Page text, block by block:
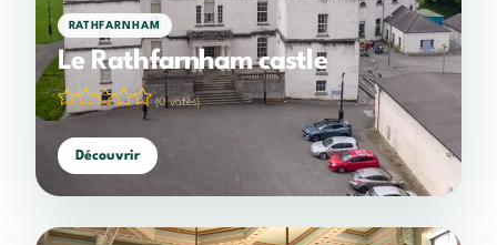
RATHFARNHAM
Le Rathfarnham castle
(0 votes)
Découvrir